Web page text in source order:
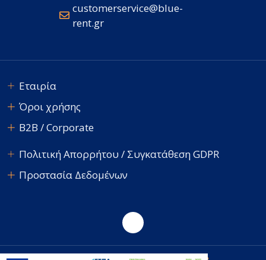
customerservice@blue-
rent.gr
Εταιρία
Όροι χρήσης
B2B / Corporate
Πολιτική Απορρήτου / Συγκατάθεση GDPR
Προστασία Δεδομένων